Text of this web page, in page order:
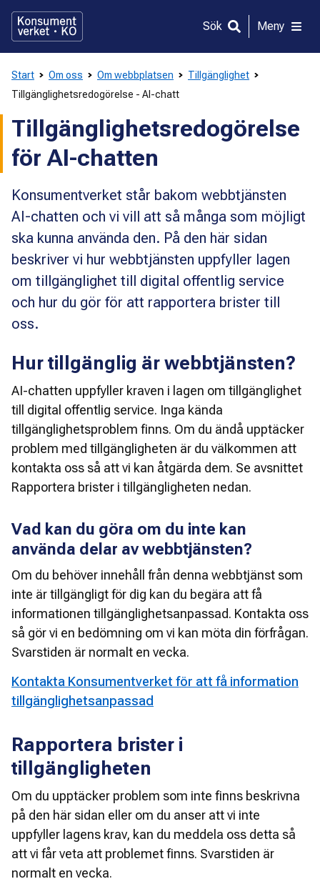
direkt
innehållet
Sök Meny
Start Om oss Om webbplatsen
Tillgänglighet
Tillgänglighetsredogörelse - AI-chatt
Tillgänglighetsredogörelse
för AI-chatten
Konsumentverket står bakom webbtjänsten
AI-chatten och vi vill att så många som möjligt
ska kunna använda den. På den här sidan
beskriver vi hur webbtjänsten uppfyller lagen
om tillgänglighet till digital offentlig service
och hur du gör för att rapportera brister till
oss.
Hur tillgänglig är webbtjänsten?
AI-chatten uppfyller kraven i lagen om tillgänglighet
till digital offentlig service. Inga kända
tillgänglighetsproblem finns. Om du ändå upptäcker
problem med tillgängligheten är du välkommen att
kontakta oss så att vi kan åtgärda dem. Se avsnittet
Rapportera brister i tillgängligheten nedan.
Vad kan du göra om du inte kan
använda delar av webbtjänsten?
Om du behöver innehåll från denna webbtjänst som
inte är tillgängligt för dig kan du begära att få
informationen tillgänglighetsanpassad. Kontakta oss
så gör vi en bedömning om vi kan möta din förfrågan.
Svarstiden är normalt en vecka.
Kontakta Konsumentverket för att få information
tillgänglighetsanpassad
Rapportera brister i
tillgängligheten
Om du upptäcker problem som inte finns beskrivna
på den här sidan eller om du anser att vi inte
uppfyller lagens krav, kan du meddela oss detta så
att vi får veta att problemet finns. Svarstiden är
normalt en vecka.